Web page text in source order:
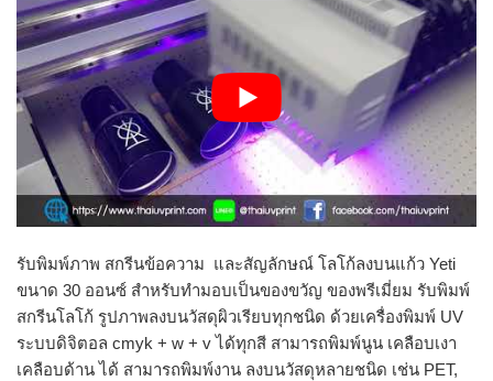
รับพิมพ์ภาพ สกรีนข้อความ และสัญลักษณ์ โลโก้ลงบนแก้ว Yeti
ขนาด 30 ออนซ์ สำหรับทำมอบเป็นของขวัญ ของพรีเมี่ยม รับพิมพ์
สกรีนโลโก้ รูปภาพลงบนวัสดุผิวเรียบทุกชนิด ด้วยเครื่องพิมพ์ UV
ระบบดิจิตอล cmyk + w + v ได้ทุกสี สามารถพิมพ์นูน เคลือบเงา
เคลือบด้าน ได้ สามารถพิมพ์งาน ลงบนวัสดุหลายชนิด เช่น PET,